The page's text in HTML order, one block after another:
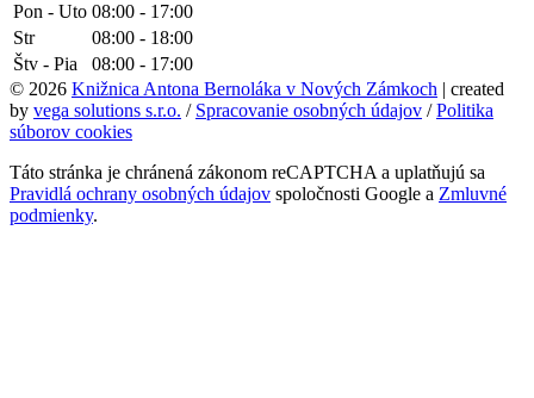
Pon - Uto 08:00 - 17:00
Str
08:00 - 18:00
Štv - Pia
08:00 - 17:00
© 2026 Knižnica Antona Bernoláka v Nových Zámkoch | created
by vega solutions s.r.o. / Spracovanie osobných údajov /Politika
súborov cookies
Táto stránka je chránená zákonom reCAPTCHA a uplatňujú sa
Pravidlá ochrany osobných údajov spoločnosti Google a Zmluvné
podmienky.